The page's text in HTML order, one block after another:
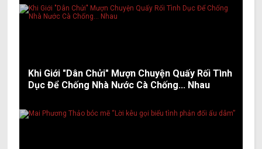
Khi Giới "Dân Chửi" Mượn Chuyện Quấy Rối Tình
Dục Để Chống Nhà Nước Cà Chống... Nhau